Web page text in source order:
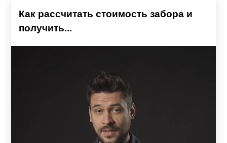
Как рассчитать стоимость забора и
получить...